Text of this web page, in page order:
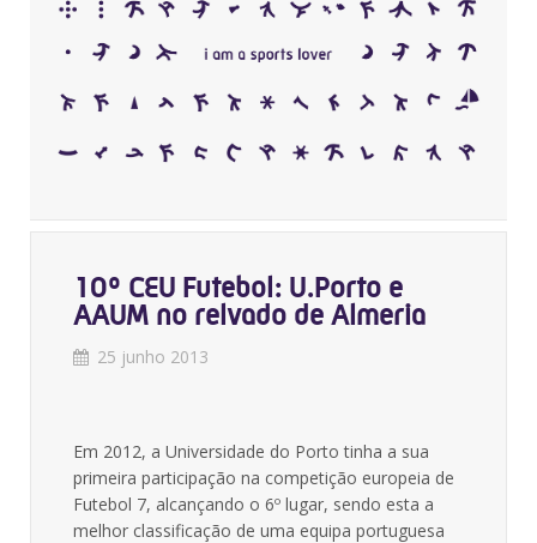
10º CEU Futebol: U.Porto e
AAUM no relvado de Almeria
25 junho 2013
Em 2012, a Universidade do Porto tinha a sua
primeira participação na competição europeia de
Futebol 7, alcançando o 6º lugar, sendo esta a
melhor classificação de uma equipa portuguesa